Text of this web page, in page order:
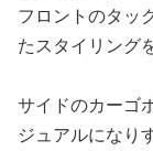
フロントのタッ
たスタイリング
サイドのカーゴ
ジュアルになり